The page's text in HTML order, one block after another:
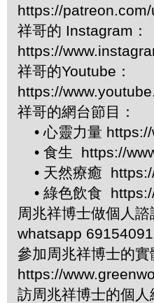
https://
祥哥的 Instagram：
https://
祥哥的Youtube：
https://
祥哥的網台節目：
• 心靈力量
• 食生 https://
• 天然療癒
• 綠色飲食
周兆祥博士做個人諮
whatsapp 69154091
參加周兆祥博士的實
https://
訪周兆祥博士的個人